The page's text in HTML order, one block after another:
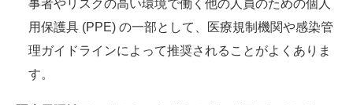
事者やリスクの高い環境で働く他の人員のための個人
用保護具 (PPE) の一部として、医療規制機関や感染管
理ガイドラインによって推奨されることがよくありま
す。